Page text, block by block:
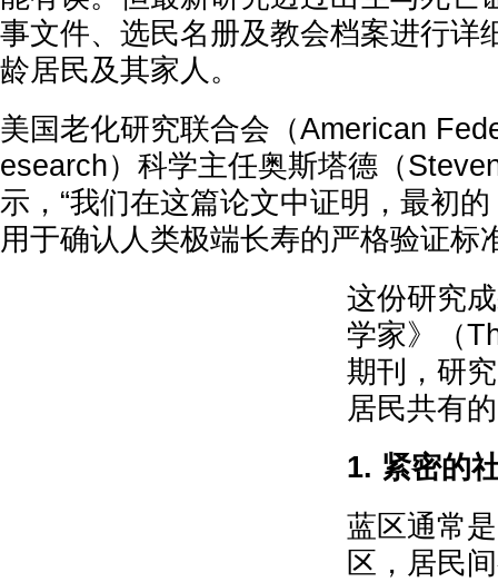
事文件、选民名册及教会档案进行详
龄居民及其家人。
美国老化研究联合会（American
esearch）科学主任奥斯塔德（
示，“我们在这篇论文中证明，最初
用于确认人类极端长寿的严格验证标
这份研究
学家》（
期刊，研
居民共有
1. 紧密的
蓝区通常
区，居民